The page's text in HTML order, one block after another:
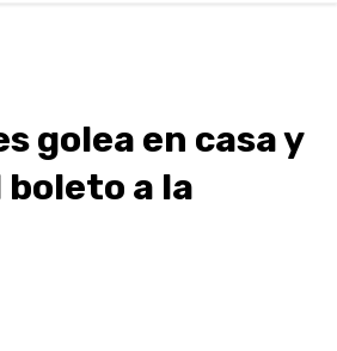
golea en casa y
a la